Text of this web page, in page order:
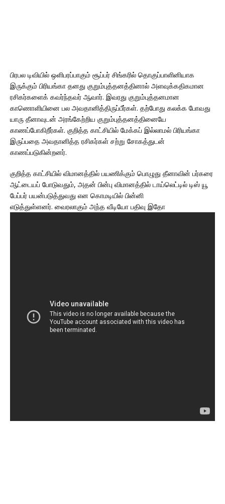
பிரபல டிவியில் ஒளிபரப்பாகும் சூப்பர் சிங்கரில் தொகுப்பாளினியாக
இருக்கும் பிரியங்கா தனது குறும்புத்தனத்தினால் அளவுக்கதிகமான
ரசிகர்களைக் கவர்ந்தவர் ஆவார். இவரது குறும்புத்தனமான
காணொளியினை பல அவதானித்திருப்பீர்கள். தற்போது கலக்க போவது
யாரு தீனாவுடன் அரங்கேற்றிய குறும்புத்தனத்தினையே
காணப்போகிறீர்கள். குறித்த காட்சியில் மேக்கப் இல்லாமல் பிரியங்கா
இருப்பதை அவதானித்த ரசிகர்கள் சற்று சோகத்துடன்
காணப்படுகின்றனர்.
குறித்த காட்சியில் விமானத்தில் பயணிக்கும் பொழுது தீனாவின் பர்கரை
ஆட்டையப் போடுவதும், அதன் பின்பு விமானத்தில் டாய்லெட்டில் டிஸ் யூ
பேப்பர் பயன்படுத்துவது என கொமடியில் பின்னி
எடுத்துள்ளனர். வைரலாகும் அந்த வீடியோ பதிவு இதோ